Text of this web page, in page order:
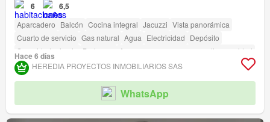
6 6,5
Aparcadero Balcón Cocina integral Jacuzzi Vista panorámica
Cuarto de servicio Gas natural Agua Electricidad Depósito
Seguridad privada
Barbecue Acceso para personas con discapacidad
Hace 6 días
HEREDIA PROYECTOS INMOBILIARIOS SAS
WhatsApp